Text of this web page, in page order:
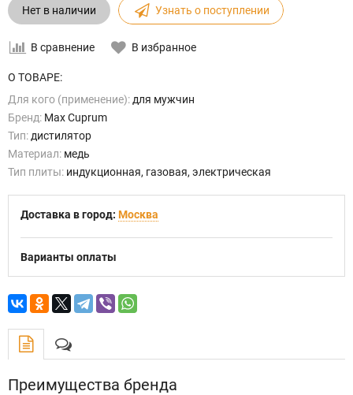
Нет в наличии Узнать о поступлении
В сравнение В избранное
О ТОВАРЕ:
Для кого (применение): для мужчин
Бренд: Max Cuprum
Тип: дистилятор
Материал: медь
Тип плиты: индукционная, газовая, электрическая
Доставка в город: Москва
Варианты оплаты
Преимущества бренда